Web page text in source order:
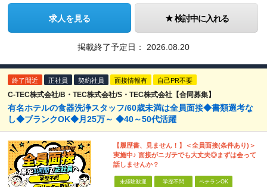
求人を見る 検討中に入れる
掲載終了予定日： 2026.08.20
終了間近 正社員 契約社員 面接情報有 自己PR不要
C-TEC株式会社/B・TEC株式会社/S・TEC株式会社【合同募集】
有名ホテルの食器洗浄スタッフ/60歳未満は全員面接◆書類選考な
し◆ブランクOK◆月25万～ ◆40～50代活躍
【履歴書、見ません！】＜全員面接(条件あり)＞
実施中♪ 面接がニガテでも大丈夫◎まずは会って
話しませんか？
未経験歓迎 学歴不問 ベテランOK